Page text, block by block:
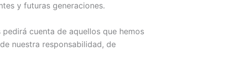
y futuras generaciones.
cuenta de aquellos que hemos
nuestra responsabilidad, de